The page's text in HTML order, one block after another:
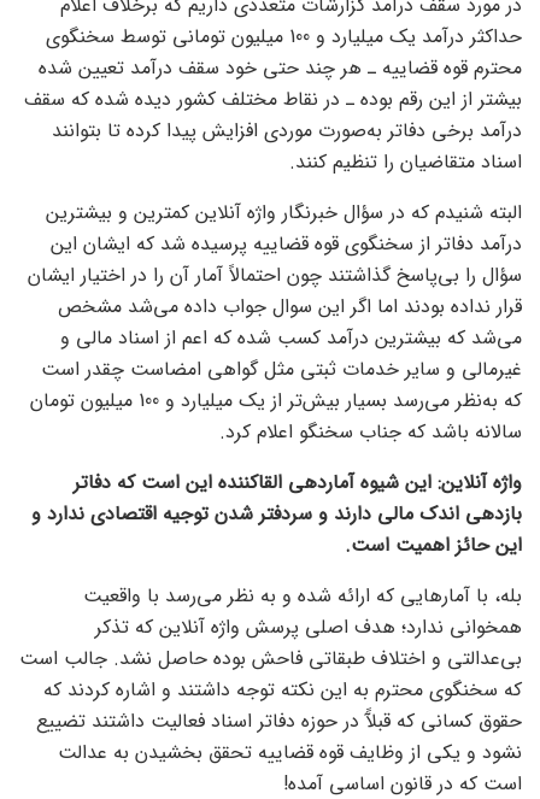
حداکثر درآمد یک میلیارد و 100 میلیون تومانی توسط سخنگوی
محترم قوه قضاییه ـ هر چند حتی خود سقف درآمد تعیین شده
بیشتر از این رقم بوده ـ در نقاط مختلف کشور دیده شده که سقف
درآمد برخی دفاتر به‌صورت موردی افزایش پیدا کرده تا بتوانند
اسناد متقاضیان را تنظیم کنند.
البته شنیدم که در سؤال خبرنگار واژه آنلاین کمترین و بیشترین
درآمد دفاتر از سخنگوی قوه قضاییه پرسیده شد که ایشان این
سؤال را بی‌پاسخ گذاشتند چون احتمالاً آمار آن را در اختیار ایشان
قرار نداده بودند اما اگر این سوال جواب داده می‌شد مشخص
می‌شد که بیشترین درآمد کسب شده که اعم از اسناد مالی و
غیرمالی و سایر خدمات ثبتی مثل گواهی امضاست چقدر است
که به‌نظر می‌رسد بسیار بیش‌تر از یک میلیارد و 100 میلیون تومان
سالانه باشد که جناب سخنگو اعلام کرد.
واژه آنلاین: این شیوه آماردهی القا‌کننده این است که دفاتر
بازدهی اندک مالی دارند و سردفتر شدن توجیه اقتصادی ندارد و
این حائز اهمیت است.
بله، با آمارهایی که ارائه شده و به نظر می‌رسد با واقعیت
همخوانی ندارد؛ هدف اصلی پرسش واژه آنلاین که تذکر
بی‌عدالتی و اختلاف طبقاتی فاحش بوده حاصل نشد. جالب است
که سخنگوی محترم به این نکته توجه داشتند و اشاره کردند که
حقوق کسانی که قبلآً در حوزه دفاتر اسناد فعالیت داشتند تضییع
نشود و یکی از وظایف قوه قضاییه تحقق بخشیدن به عدالت
است که در قانون اساسی آمده!